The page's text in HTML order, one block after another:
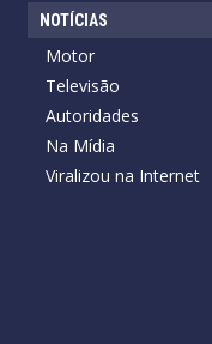
NOTÍCIAS
Motor
Televisão
Autoridades
Na Mídia
Viralizou na Internet